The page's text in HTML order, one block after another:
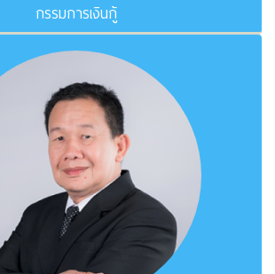
กรรมการเงินกู้